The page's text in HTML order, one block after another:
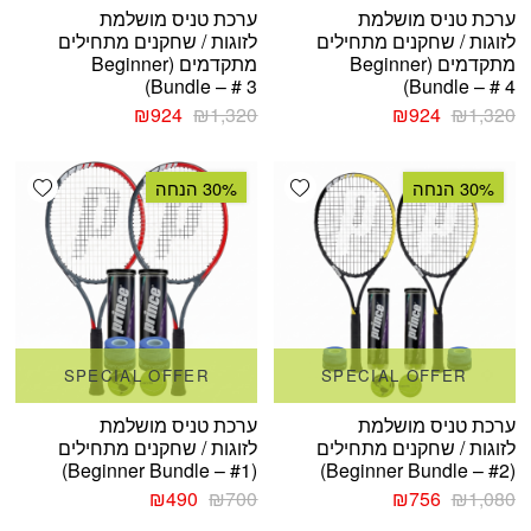
ערכת טניס מושלמת
לזוגות / שחקנים מתחילים
מתקדמים (Beginner
Bundle – # 4)
₪1,320
המחיר
₪1,320.
₪924
₪924.
ערכת טניס מושלמת
לזוגות / שחקנים מתחילים
מתקדמים (Beginner
Bundle – # 3)
₪1,320
המחיר
היה:
₪1,320.
₪924 המחיר
הוא:
₪924.
Add wishlist 30% הנחה
SPECIAL OFFER
ערכת טניס מושלמת
לזוגות / שחקנים מתחילים
(Beginner Bundle – #2)
₪1,080
המחיר
₪756
30% הנחה
SPECIAL OFFER
ערכת טניס מושלמת
לזוגות / שחקנים מתחילים
(Beginner Bundle – #1)
₪700
המחיר
₪490 המחיר